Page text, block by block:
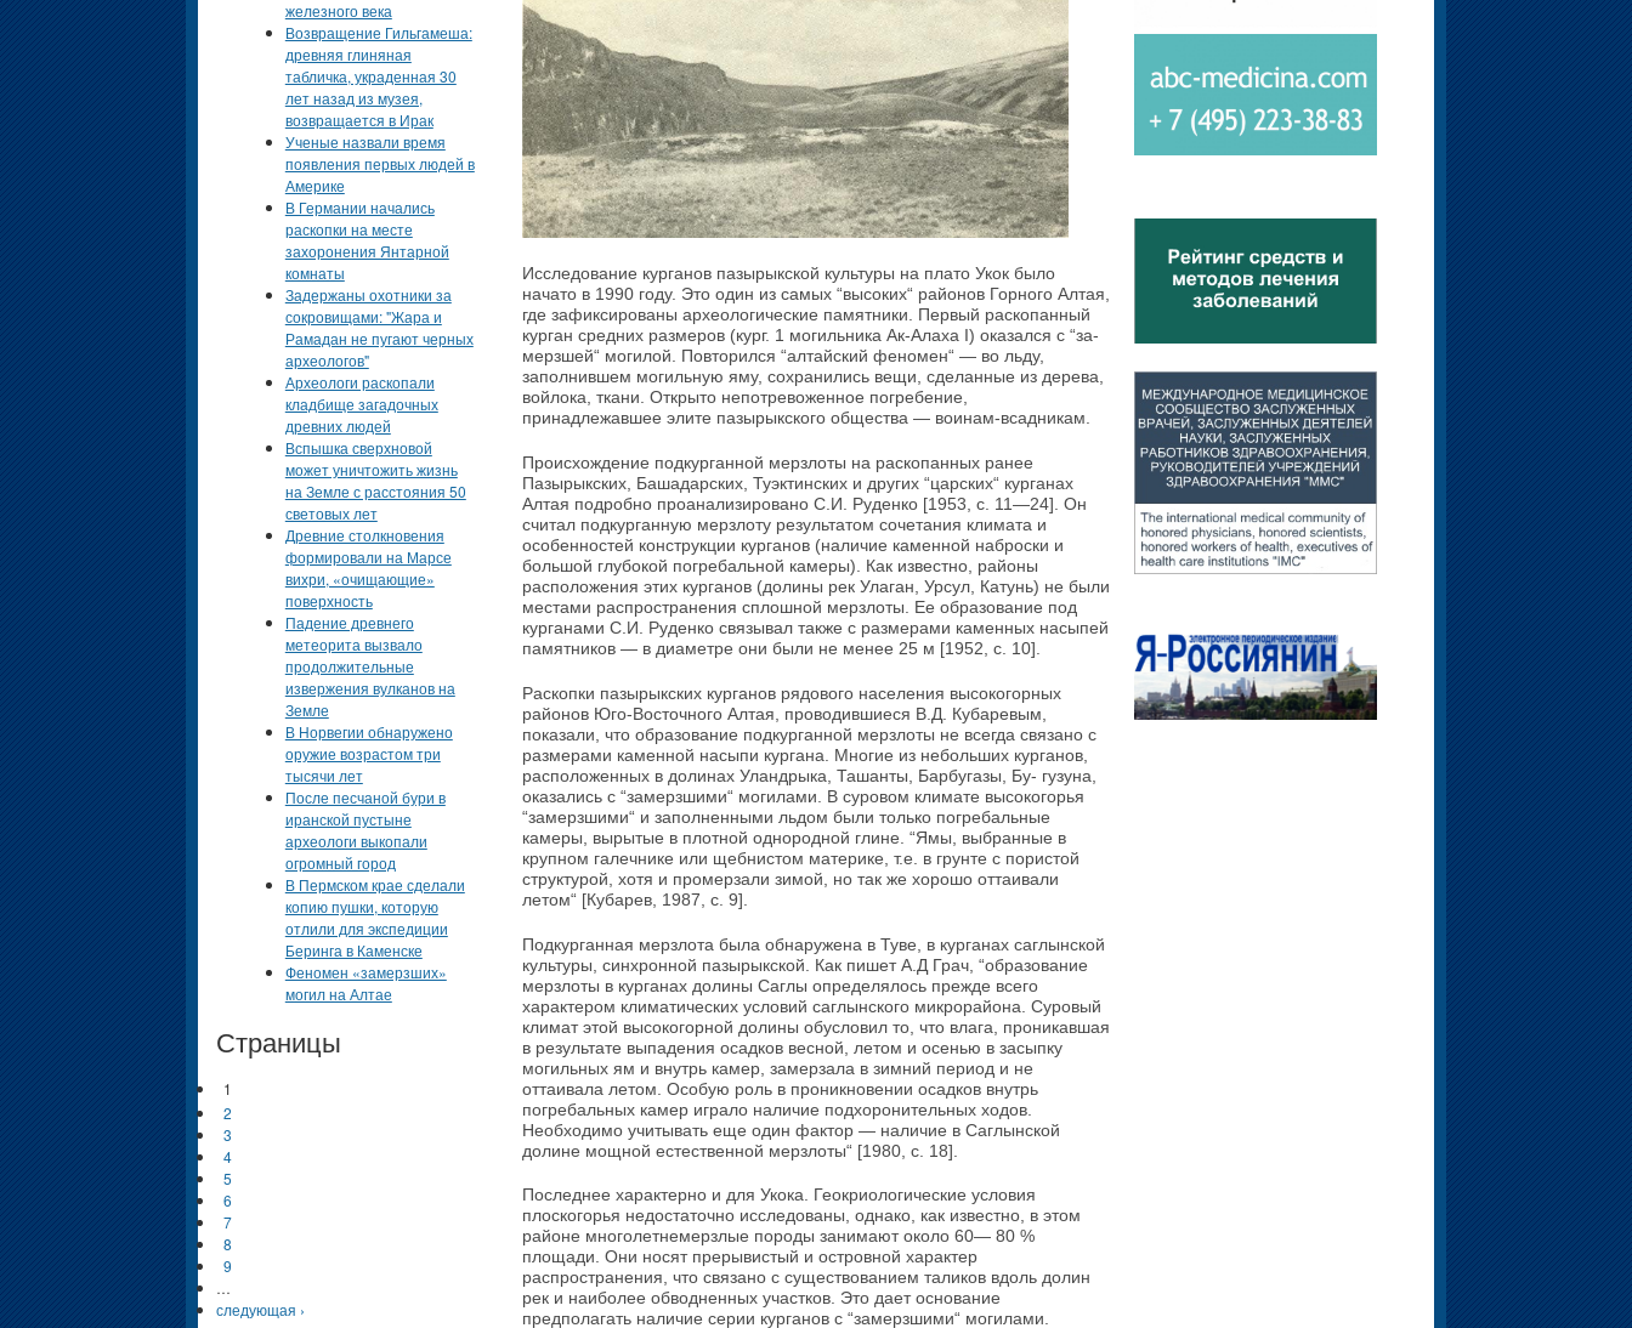
Исследование курганов пазырыкской культуры на плато Укок было
начато в 1990 году. Это один из самых “высоких“ районов Горного Алтая,
где зафиксированы археологические памятники. Пер­вый раскопанный
курган средних размеров (кург. 1 могильника Ак-Алаха I) оказался с “за­
мерзшей“ могилой. Повторился “алтайский фено­мен“ — во льду,
заполнившем могильную яму, сохранились вещи, сделанные из дерева,
войлока, ткани. Открыто непотревоженное погребение,
принадлежавшее элите пазырыкского общества — воинам-всадникам.
Происхождение подкурганной мерзлоты на рас­копанных ранее
Пазырыкских, Башадарских, Туэктинских и других “царских“ курганах
Алтая подробно проанализировано С.И. Руденко [1953, с. 11—24]. Он
считал подкурганную мерзлоту результатом сочетания климата и
особенностей конструкции курганов (наличие каменной на­броски и
большой глубокой погребальной каме­ры). Как известно, районы
расположения этих курганов (долины рек Улаган, Урсул, Катунь) не были
местами распространения сплошной мерзло­ты. Ее образование под
курганами С.И. Руденко связывал также с размерами каменных насыпей
памятников — в диаметре они были не менее 25 м [1952, с. 10].
Раскопки пазырыкских курганов рядового насе­ления высокогорных
районов Юго-Восточного Ал­тая, проводившиеся В.Д. Кубаревым,
показали, что образование подкурганной мерзлоты не всегда связано с
размерами каменной насыпи кургана. Многие из небольших курганов,
расположенных в долинах Уландрыка, Ташанты, Барбугазы, Бу- гузуна,
оказались с “замерзшими“ могилами. В суровом климате высокогорья
“замерзшими“ и заполненными льдом были только погребальные
камеры, вырытые в плотной однородной глине. “Ямы, выбранные в
крупном галечнике или щеб­нистом материке, т.е. в грунте с пористой
струк­турой, хотя и промерзали зимой, но так же хорошо оттаивали
летом“ [Кубарев, 1987, с. 9].
Подкурганная мерзлота была обнаружена в Ту­ве, в курганах саглынской
культуры, синхронной пазырыкской. Как пишет А.Д Грач, “образование
мерзлоты в курганах долины Саглы определялось прежде всего
характером климатических условий саглынского микрорайона. Суровый
климат этой высокогорной долины обусловил то, что влага, проникавшая
в результате выпадения осадков вес­ной, летом и осенью в засыпку
могильных ям и внутрь камер, замерзала в зимний период и не
оттаивала летом. Особую роль в проникновении осадков внутрь
погребальных камер играло наличие подхоронительных ходов.
Необходимо учитывать еще один фактор — наличие в Саглынской
долине мощной естественной мерзлоты“ [1980, с. 18].
Последнее характерно и для Укока. Геокри­ологические условия
плоскогорья недостаточно исследованы, однако, как известно, в этом
районе многолетнемерзлые породы занимают около 60— 80 %
площади. Они носят прерывистый и остров­ной характер
распространения, что связано с су­ществованием таликов вдоль долин
рек и наибо­лее обводненных участков. Это дает основание
предполагать наличие серии курганов с “замерз­шими“ могилами.
железного века
Возвращение Гильгамеша:
древняя глиняная
табличка, украденная 30
лет назад из музея,
возвращается в Ирак
Ученые назвали время
появления первых людей в
Америке
В Германии начались
раскопки на месте
захоронения Янтарной
комнаты
Задержаны охотники за
сокровищами: "Жара и
Рамадан не пугают черных
археологов"
Археологи раскопали
кладбище загадочных
древних людей
Вспышка сверхновой
может уничтожить жизнь
на Земле с расстояния 50
световых лет
Древние столкновения
формировали на Марсе
вихри, «очищающие»
поверхность
Падение древнего
метеорита вызвало
продолжительные
извержения вулканов на
Земле
В Норвегии обнаружено
оружие возрастом три
тысячи лет
После песчаной бури в
иранской пустыне
археологи выкопали
огромный город
В Пермском крае сделали
копию пушки, которую
отлили для экспедиции
Беринга в Каменске
Феномен «замерзших»
могил на Алтае
Страницы
1
2
3
4
5
6
7
8
9
…
следующая ›